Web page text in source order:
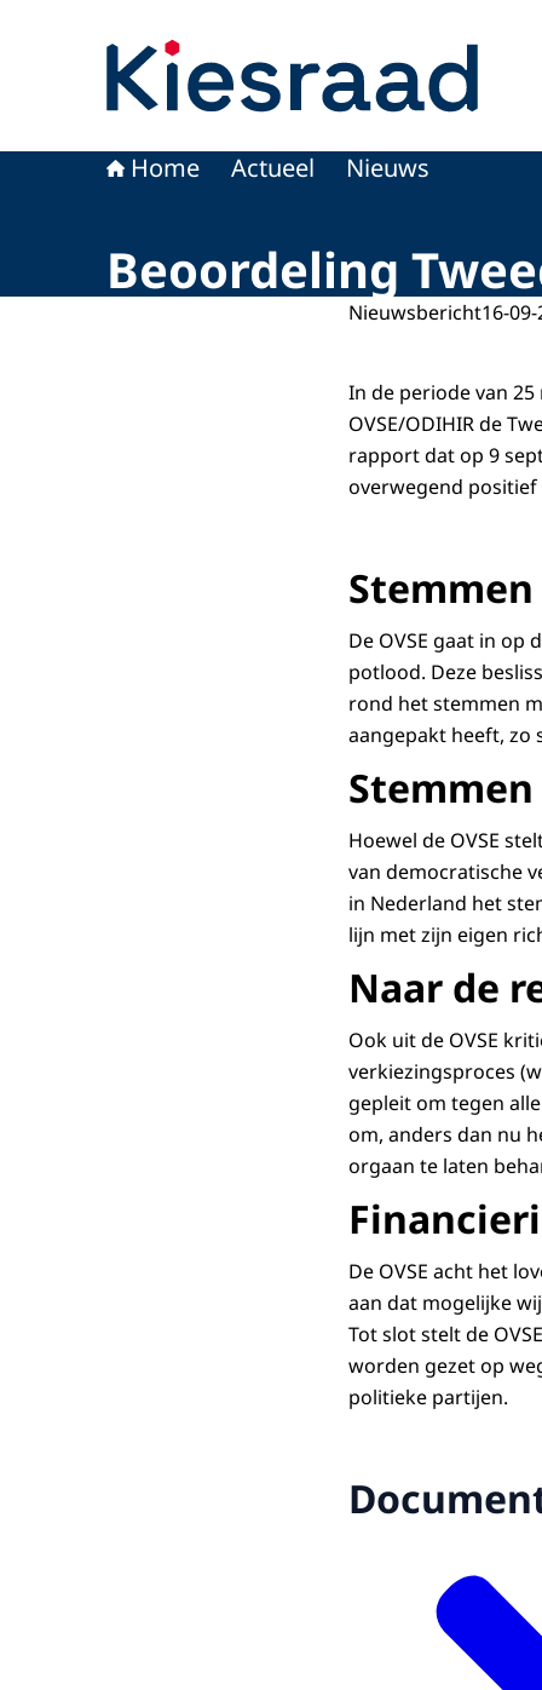
Home Actueel Nieuws
Beoordeling
Nieuwsbericht16-
In de periode van
OVSE/ODIHIR de
rapport dat op 9
overwegend positief
De OVSE gaat in
potlood. Deze
rond het stemmen
aangepakt heeft, zo
Hoewel de OVSE
van democratische
in Nederland het
lijn met zijn eigen
Naar de
Ook uit de OVSE
verkiezingsproces
gepleit om tegen
om, anders dan nu
orgaan te laten
De OVSE acht het
aan dat mogelijke
Tot slot stelt de
worden gezet op
politieke partijen.